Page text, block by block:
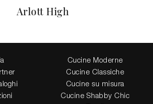
Arlott High
Cucine Moderne
Cucine Classiche
Cucine su misura
Cucine Shabby Chic